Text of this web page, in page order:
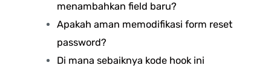
menambahkan field baru?
Apakah aman memodifikasi form reset
password?
Di mana sebaiknya kode hook ini